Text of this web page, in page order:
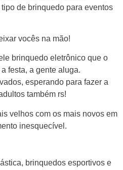
de brinquedo para eventos
vocês na mão!
brinquedo eletrônico que o
festa, a gente aluga.
esperando para fazer a
também rs!
velhos com os mais novos em
inesquecível.
brinquedos esportivos e